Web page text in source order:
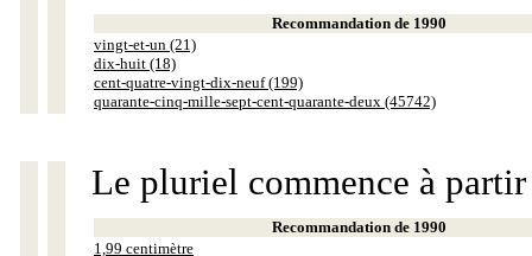
Recommandation de 1990
vingt-et-un (21)
dix-huit (18)
cent-quatre-vingt-dix-neuf (199)
quarante-cinq-mille-sept-cent-quarante-deux (45742)
Le pluriel commence à
Recommandation de 1990
1,99 centimètre